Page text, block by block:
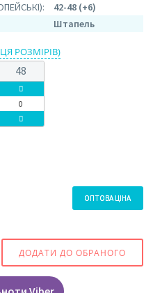
42-48 (+6)
Штапель
РОЗМІРІВ)
48
ОПТОВА ЦІНА
ДОДАТИ ДО ОБРАНОГО